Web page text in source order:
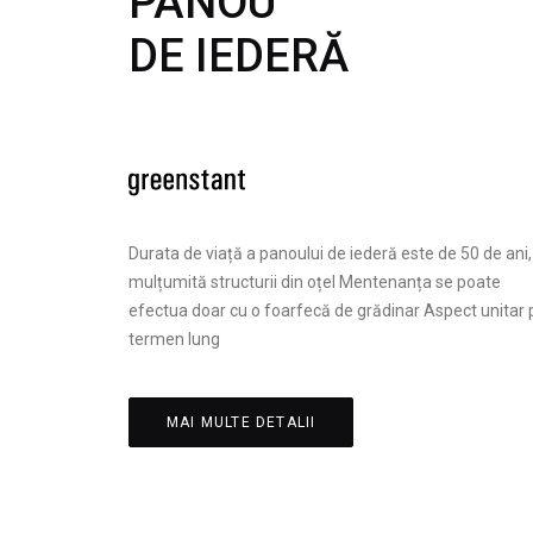
DE IEDERĂ
Durata de viață a panoului de iederă este de 50 de ani,
mulțumită structurii din oțel Mentenanța se poate
efectua doar cu o foarfecă de grădinar Aspect unitar
termen lung
MAI MULTE DETALII